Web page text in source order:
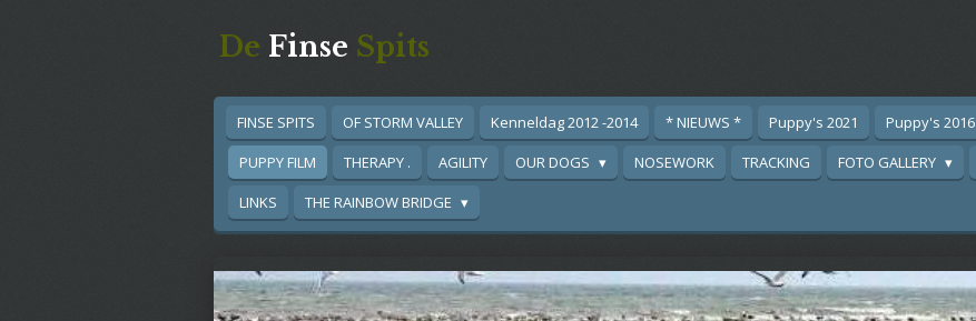
De Finse Spits
FINSE SPITS OF STORM VALLEY Kenneldag 2012 -2014 * NIEUWS * Puppy's 2021 Puppy's 2016
PUPPY FILM
THERAPY . AGILITY OUR DOGS NOSEWORK TRACKING FOTO GALLERY
LINKS
THE RAINBOW BRIDGE